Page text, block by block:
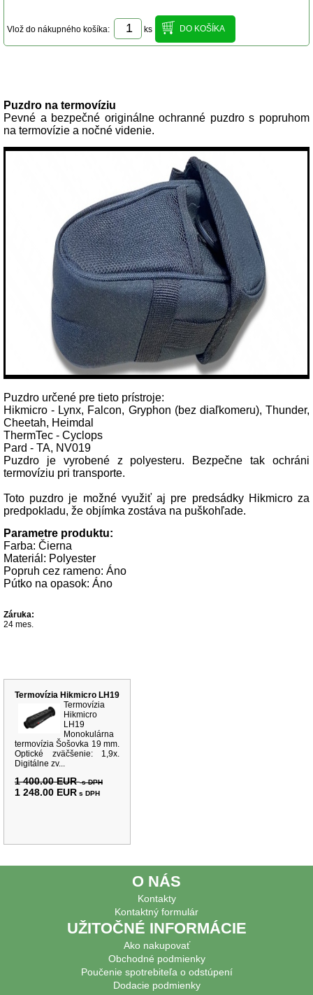
Vlož do nákupného košíka: ks
Puzdro na termovíziu
Pevné a bezpečné originálne ochranné puzdro s popruhom
na termovízie a nočné videnie.
Puzdro určené pre tieto prístroje:
Hikmicro - Lynx, Falcon, Gryphon (bez diaľkomeru), Thunder,
Cheetah, Heimdal
ThermTec - Cyclops
Pard - TA, NV019
Puzdro je vyrobené z polyesteru. Bezpečne tak ochráni
termovíziu pri transporte.
Toto puzdro je možné využiť aj pre predsádky Hikmicro za
predpokladu, že objímka zostáva na puškohľade.
Parametre produktu:
Farba: Čierna
Materiál: Polyester
Popruh cez rameno: Áno
Pútko na opasok: Áno
Záruka:
24 mes.
Termovízia Hikmicro LH19
Termovízia
Hikmicro
LH19
Monokulárna
termovízia Šošovka 19 mm.
Optické zväčšenie: 1,9x.
Digitálne zv...
1 400.00 EURs DPH
1 248.00 EUR s DPH
O NÁS
Kontakty
Kontaktný formulár
UŽITOČNÉ INFORMÁCIE
Ako nakupovať
Obchodné podmienky
Poučenie spotrebiteľa o odstúpení
Dodacie podmienky